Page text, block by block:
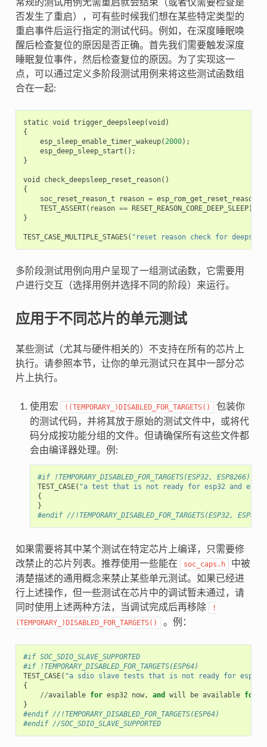
常规的测试用例无需重启就会结束（或者仅需要检查是
否发生了重启），可有些时候我们想在某些特定类型的
重启事件后运行指定的测试代码。例如，在深度睡眠唤
醒后检查复位的原因是否正确。首先我们需要触发深度
睡眠复位事件，然后检查复位的原因。为了实现这一
点，可以通过定义多阶段测试用例来将这些测试函数组
合在一起:
static void trigger_deepsleep(void )
{
esp_sleep_enable_timer_wakeup(2000);
esp_deep_sleep_start ();
}
void check_deepsleep_reset_reason()
{
soc_reset_reason_t
reason = esp_rom_get_reset_reason
TEST_ASSERT( reason == RESET_REASON_CORE_DEEP_SLEEP);
}
TEST_CASE_MULTIPLE_STAGES( "reset reason check for
多阶段测试用例向用户呈现了一组测试函数，它需要用
户进行交互（选择用例并选择不同的阶段）来运行。
应用于不同芯片的单元测试
某些测试（尤其与硬件相关的）不支持在所有的芯片上
执行。请参照本节，让你的单元测试只在其中一部分芯
片上执行。
使用宏 !(TEMPORARY_)DISABLED_FOR_TARGETS()
包装你
的测试代码，并将其放于原始的测试文件中，或将代
码分成按功能分组的文件。但请确保所有这些文件都
会由编译器处理。例:
#if !TEMPORARY_DISABLED_FOR_TARGETS(ESP32, ESP8266)
TEST_CASE( "a test that is not ready for esp32 and
{
}
#endif //!TEMPORARY_DISABLED_FOR_TARGETS(ESP32,
如果需要将其中某个测试在特定芯片上编译，只需要修
改禁止的芯片列表。推荐使用一些能在
soc_caps.h
中被
清楚描述的通用概念来禁止某些单元测试。如果已经进
行上述操作，但一些测试在芯片中的调试暂未通过，请
同时使用上述两种方法，当调试完成后再移除
!
(TEMPORARY_)DISABLED_FOR_TARGETS()
。例：
#if SOC_SDIO_SLAVE_SUPPORTED
#if !TEMPORARY_DISABLED_FOR_TARGETS(ESP64)
TEST_CASE( "a sdio slave tests that is not ready for esp64
{
//available for esp32 now, and will be available for
}
#endif //!TEMPORARY_DISABLED_FOR_TARGETS(ESP64)
#endif //SOC_SDIO_SLAVE_SUPPORTED